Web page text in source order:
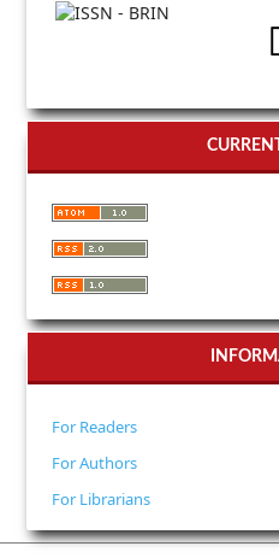
For Readers
For Authors
For Librarians